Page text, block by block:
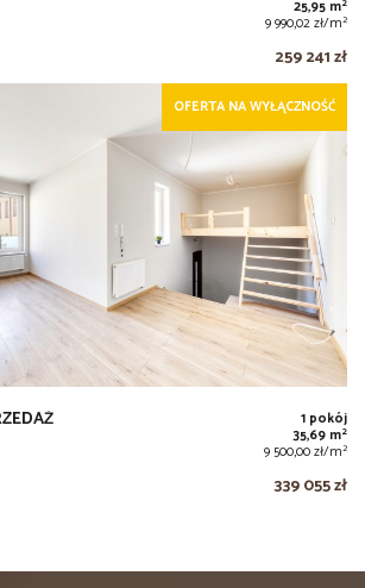
25,95 m
9 990,02 zł/m2
259 241 zł
OFERTA NA WYŁĄCZNOŚĆ
1 pokój
35,69 m2
9 500,00 zł/m2
339 055 zł